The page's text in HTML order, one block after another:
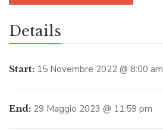
Details
Start: 15 Novembre 2022 @ 8:00 am
End: 29 Maggio 2023 @ 11:59 pm